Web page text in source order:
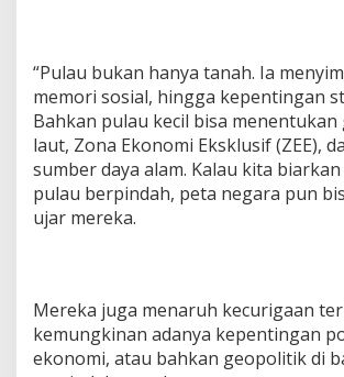
“Pulau bukan hanya tanah. Ia
memori sosial, hingga kepentingan
Bahkan pulau kecil bisa
laut, Zona Ekonomi Eksklusif (ZEE),
sumber daya alam. Kalau kita
pulau berpindah, peta negara pun
ujar mereka.
Mereka juga menaruh kecurigaan
kemungkinan adanya kepentingan
ekonomi, atau bahkan geopolitik di